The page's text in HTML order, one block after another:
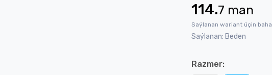
114.7 man
Saýlanan wariant üçin baha
Saýlanan: Beden
Razmer: